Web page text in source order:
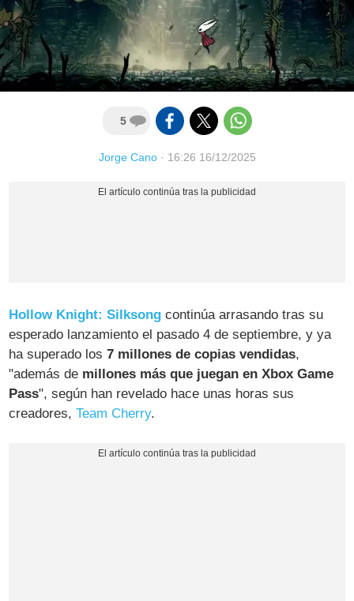
5
Jorge Cano· 16:26 16/12/2025
Hollow Knight: Silksong continúa arrasando tras su
esperado lanzamiento el pasado 4 de septiembre, y ya
ha superado los7 millones de copias vendidas,
"además de millones más que juegan en Xbox Game
Pass", según han revelado hace unas horas sus
creadores,Team Cherry.